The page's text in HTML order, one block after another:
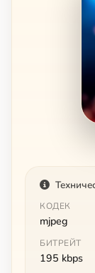
КОДЕК
mjpeg
БИТРЕЙТ
195 kbps